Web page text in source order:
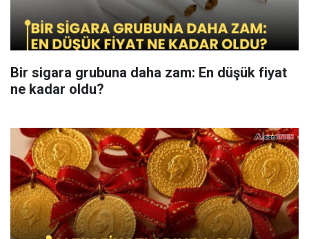
Bir sigara grubuna daha zam: En düşük fiyat
ne kadar oldu?